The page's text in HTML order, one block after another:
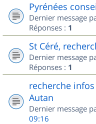
Pyrénées
Dernier message
Réponses : 1
St Céré,
Dernier message
Réponses : 1
recherche
Autan
Dernier message
09:16